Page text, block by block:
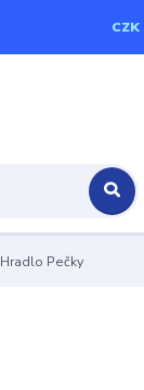
CZK
Hradlo Pečky